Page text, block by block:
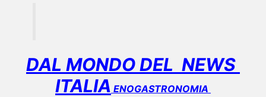
DAL MONDO DEL NEWS
ITALIA ENOGASTRONOMIA